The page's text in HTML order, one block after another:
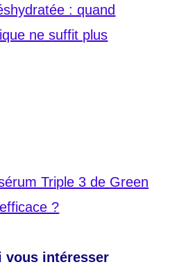
: quand
ne suffit plus
Triple 3 de Green
?
vous intéresser